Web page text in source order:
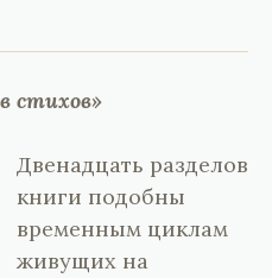
стихов»
Двенадцать разделов
книги подобны
временным циклам
живущих на